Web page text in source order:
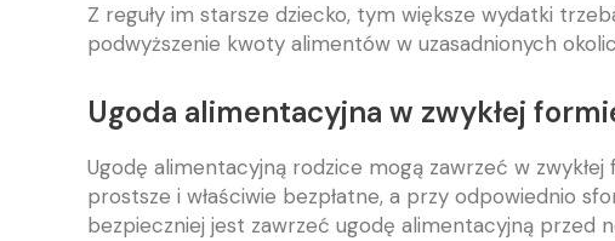
Z reguły im starsze dziecko, tym większe wydatki
podwyższenie kwoty alimentów w uzasadnionych
Ugoda alimentacyjna w zwykłej
Ugodę alimentacyjną rodzice mogą zawrzeć w
prostsze i właściwie bezpłatne, a przy odpowiednio
bezpieczniej jest zawrzeć ugodę alimentacyjną przed